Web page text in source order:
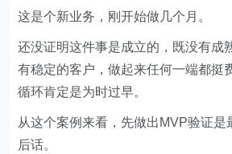
这是个新业务，刚开始做几个月。
还没证明这件事是成立的，既没有成
有稳定的客户，做起来任何一端都挺
循环肯定是为时过早。
从这个案例来看，先做出MVP验证是
后话。